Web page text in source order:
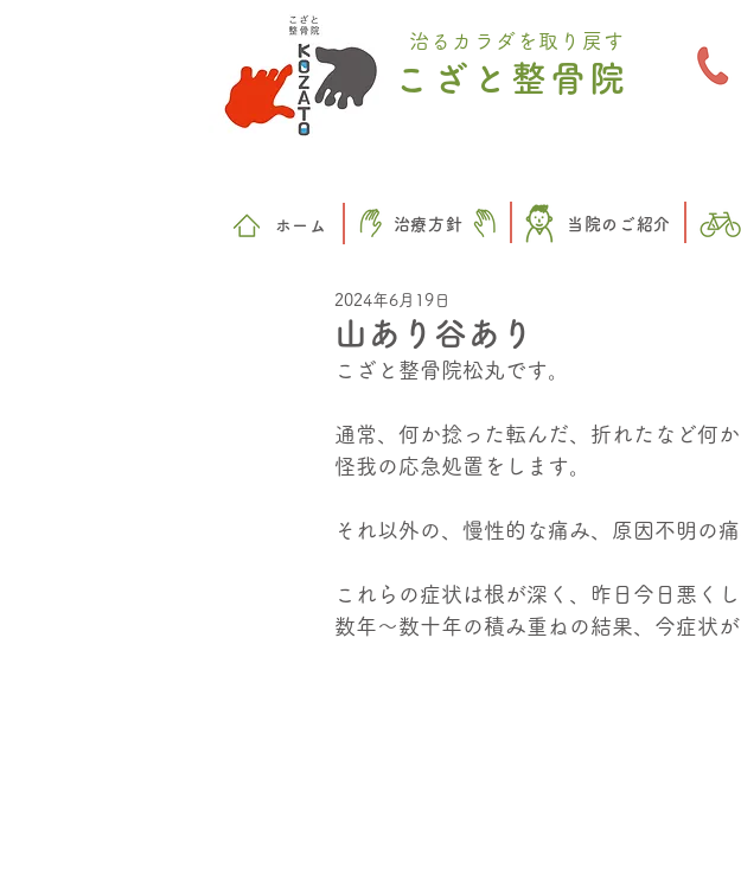
治るカラダを取り戻す
こざと整骨院
​ホーム 治療方針 当院のご紹介
山あり谷あり
2024年6月19日
こざと整骨院松丸です。
通常、何か捻った転んだ、折れたなど何
怪我の応急処置をします。
それ以外の、慢性的な痛み、原因不明の痛
これらの症状は根が深く、昨日今日悪く
数年～数十年の積み重ねの結果、今症状が